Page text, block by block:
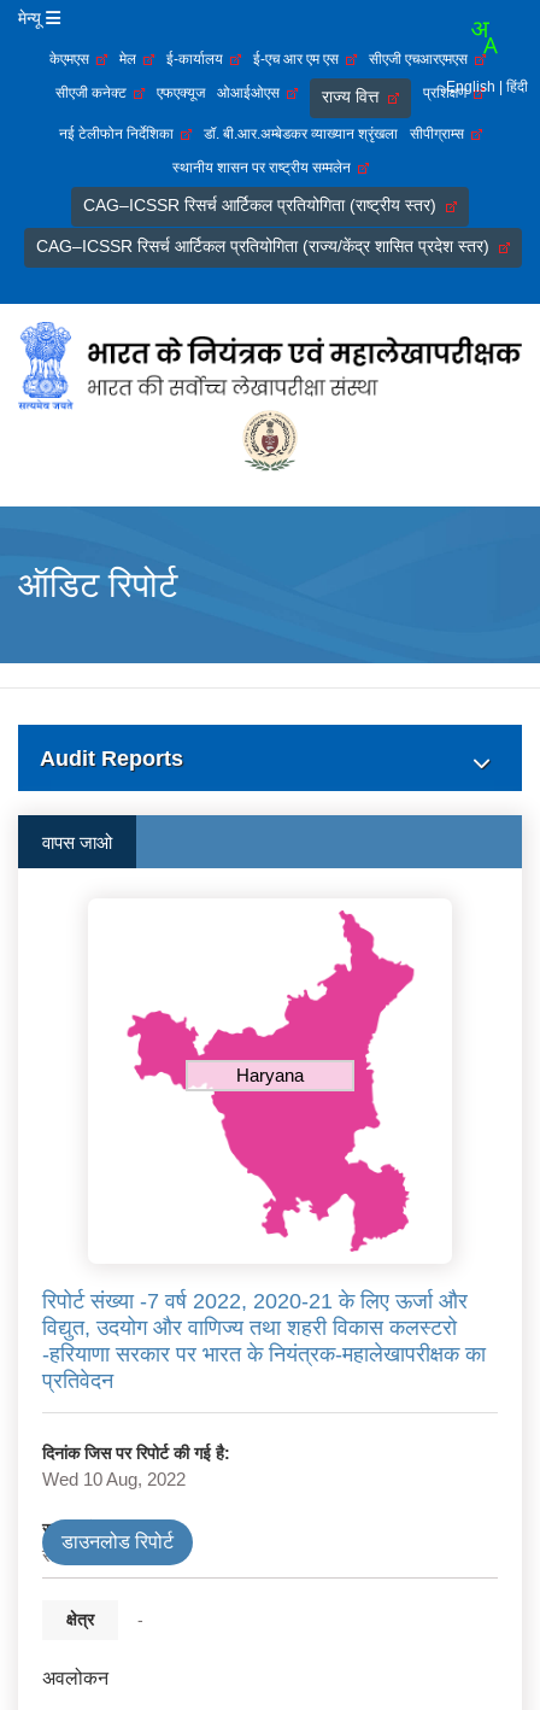
मेन्यू
केएमएस मेल ई-कार्यालय ई-एच आर एम एस
सीएजी एचआरएमएस
सीएजी कनेक्ट
एफएक्यूज ओआईओएस राज्य वित्त प्रशिक्षण
नई टेलीफोन निर्देशिका डॉ. बी.आर.अम्बेडकर व्याख्यान श्रृंखला
सीपीग्राम्स
स्थानीय शासन पर राष्ट्रीय सम्मलेन
CAG–ICSSR रिसर्च आर्टिकल प्रतियोगिता (राष्ट्रीय स्तर)
CAG–ICSSR रिसर्च आर्टिकल प्रतियोगिता (राज्य/केंद्र शासित प्रदेश स्तर)
English | हिंदी
ऑडिट रिपोर्ट
Audit Reports
वापस जाओ
Haryana
रिपोर्ट संख्या -7 वर्ष 2022, 2020-21 के लिए ऊर्जा और
विद्युत, उदयोग और वाणिज्य तथा शहरी विकास कलस्टरो
-हरियाणा सरकार पर भारत के नियंत्रक-महालेखापरीक्षक का
प्रतिवेदन
दिनांक जिस पर रिपोर्ट की गई है:
Wed 10 Aug, 2022
सरकार के प्रकार
राज्य
डाउनलोड रिपोर्ट
क्षेत्र -
अवलोकन